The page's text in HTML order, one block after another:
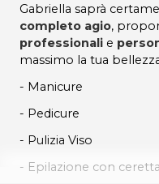
Gabriella saprà
completo agio,
professionali e
massimo la tua
- Manicure
- Pedicure
- Pulizia Viso
- Epilazione con ceretta